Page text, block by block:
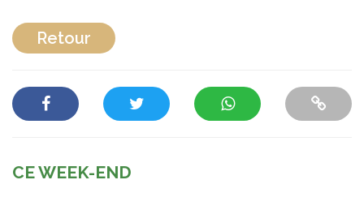
Retour
CE WEEK-END